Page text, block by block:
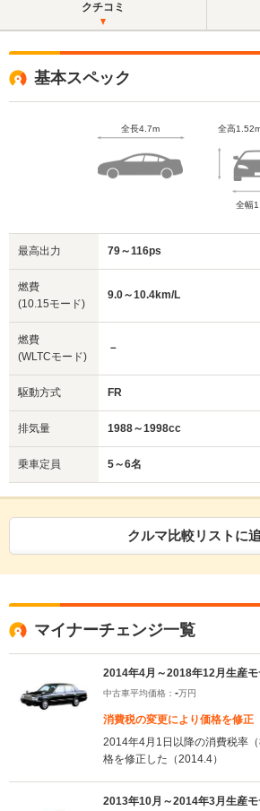
クチコミ
基本スペック
全長4.7m 全高
全幅
最高出力 79～116ps
燃費
(10.15モード)
9.0～10.4km/L
燃費
(WLTCモード)
－
駆動方式 FR
排気量 1988～1998cc
乗車定員 5～6名
クルマ比較リストに
マイナーチェンジ一覧
2014年4月～2018年12月生産モ
中古車平均価格： -万円
消費税の変更により価格を修正
2014年4月1日以降の消費税率
格を修正した（2014.4）
2013年10月～2014年3月生産モ